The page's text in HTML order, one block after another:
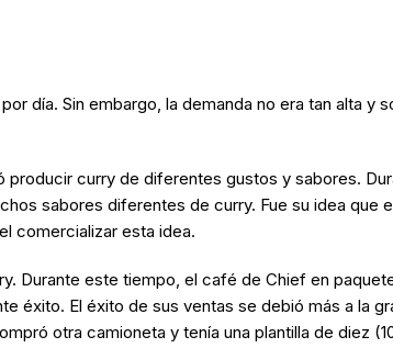
día. Sin embargo, la demanda no era tan alta y
curry de diferentes gustos y sabores.
sabores diferentes de curry. Fue su idea que
comercializar esta idea.
Durante este tiempo, el café de Chief en
éxito. El éxito de sus ventas se debió más a la
otra camioneta y tenía una plantilla de diez